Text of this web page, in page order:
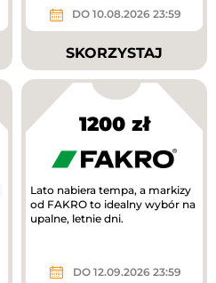
DO 10.08.2026 23:59
SKORZYSTAJ
1200 zł
Lato nabiera tempa, a markizy
od FAKRO to idealny wybór na
upalne, letnie dni.
DO 12.09.2026 23:59